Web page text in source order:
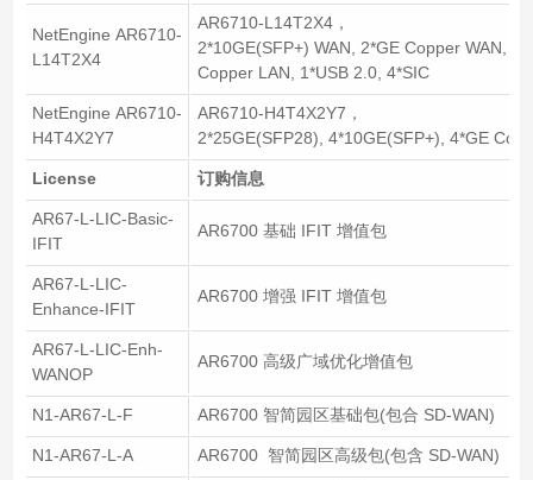
NetEngine AR6710-
L14T2X4
AR6710-L14T2X4，
2*10GE(SFP+) WAN, 2*GE Copper WAN,
Copper LAN, 1*USB 2.0, 4*SIC
NetEngine AR6710-
H4T4X2Y7
AR6710-H4T4X2Y7，
2*25GE(SFP28), 4*10GE(SFP+), 4*GE
License 订购信息
AR67-L-LIC-Basic-
IFIT
AR6700 基础 IFIT 增值包
AR67-L-LIC-
Enhance-IFIT
AR6700 增强 IFIT 增值包
AR67-L-LIC-Enh-
WANOP
AR6700 高级广域优化增值包
N1-AR67-L-F AR6700 智简园区基础包(包合 SD-WAN)
N1-AR67-L-A AR6700 智简园区高级包(包含 SD-WAN)